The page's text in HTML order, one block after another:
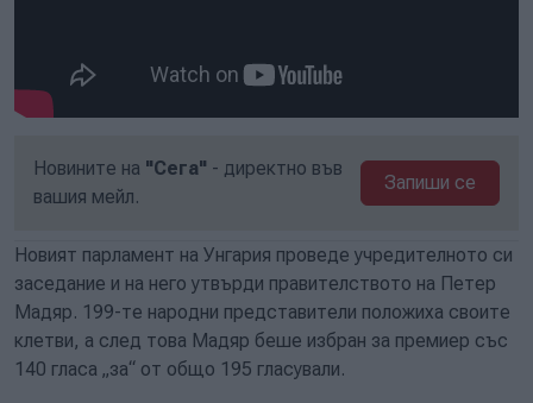
Новините на "Сега" - директно във
вашия мейл.
Запиши се
Новият парламент на Унгария проведе учредителното си
заседание и на него утвърди правителството на Петер
Мадяр. 199-те народни представители положиха своите
клетви, а след това Мадяр беше избран за премиер със
140 гласа „за“ от общо 195 гласували.